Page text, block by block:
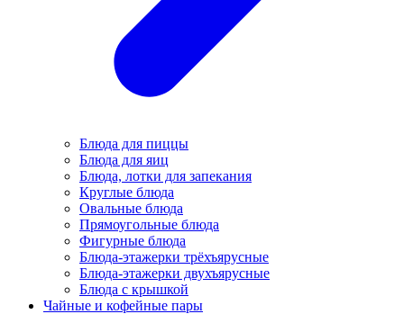
Блюда для пиццы
Блюда для яиц
Блюда, лотки для запекания
Круглые блюда
Овальные блюда
Прямоугольные блюда
Фигурные блюда
Блюда-этажерки трёхъярусные
Блюда-этажерки двухъярусные
Блюда с крышкой
Чайные и кофейные пары